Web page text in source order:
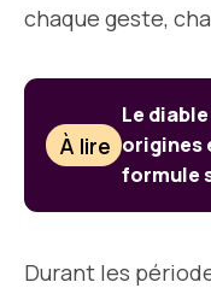
chaque geste,
À lire
Le
origines
formule
Durant les